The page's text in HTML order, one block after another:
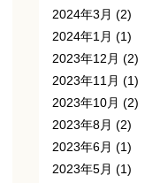
2024年3月 (2)
2024年1月 (1)
2023年12月 (2)
2023年11月 (1)
2023年10月 (2)
2023年8月 (2)
2023年6月 (1)
2023年5月 (1)